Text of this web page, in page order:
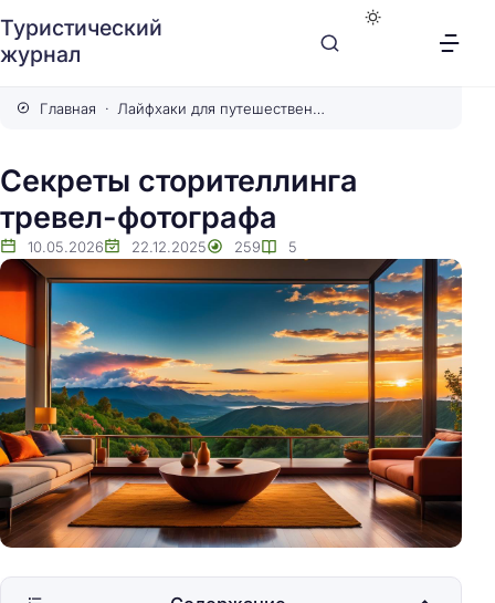
Туристический
журнал
Главная Лайфхаки для путешественников
Секреты сторителлинга
тревел-фотографа
10.05.2026 22.12.2025 259 5